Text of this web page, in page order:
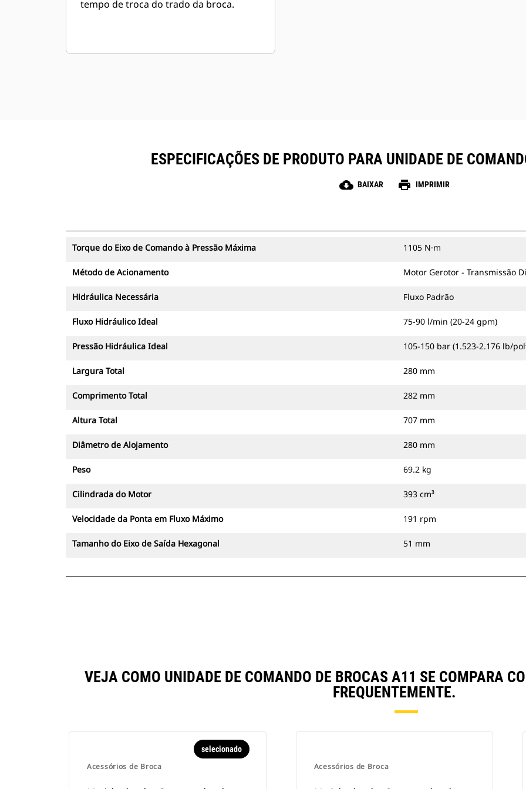
tempo de troca do trado da broca.
ESPECIFICAÇÕES DE PRODUTO PARA UNIDADE DE
cloud_download BAIXAR print IMPRIMIR
Torque do Eixo de Comando à Pressão Máxima 1105 N·m
Método de Acionamento Motor Gerotor - Transmissão
Hidráulica Necessária Fluxo Padrão
Fluxo Hidráulico Ideal 75-90 l/min (20-24 gpm)
Pressão Hidráulica Ideal 105-150 bar (1.523-2.176 lb/
Largura Total 280 mm
Comprimento Total 282 mm
Altura Total 707 mm
Diâmetro de Alojamento 280 mm
Peso 69.2 kg
Cilindrada do Motor 393 cm³
Velocidade da Ponta em Fluxo Máximo 191 rpm
Tamanho do Eixo de Saída Hexagonal 51 mm
VEJA COMO UNIDADE DE COMANDO DE BROCAS A11 SE COMPARA
FREQUENTEMENTE.
Acessórios de Broca
selecionado
Acessórios de Broca